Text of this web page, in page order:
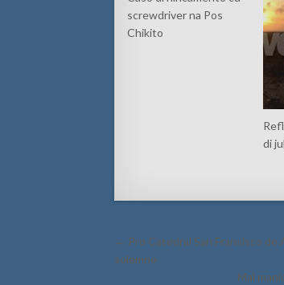
screwdriver na Pos
Chikito
di
Post
navigation
← Pro Catedral San Fransisco de
solemne
Mal